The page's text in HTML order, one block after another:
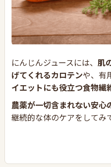
にんじんジュースには、 肌
げてくれるカロテンや、有
イエットにも役立つ食物繊
農薬が一切含まれない安心
継続的な体のケアをしてみ